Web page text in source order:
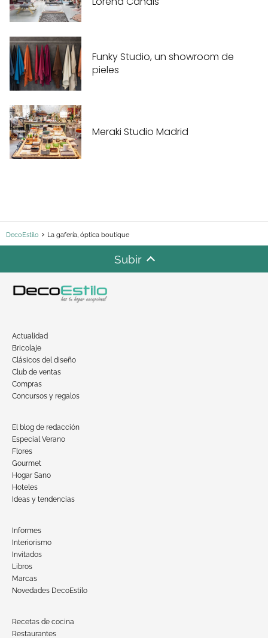
Funky Studio, un showroom de
pieles
Meraki Studio Madrid
DecoEstilo La gafería, óptica boutique
Subir
Actualidad
Bricolaje
Clásicos del diseño
Club de ventas
Compras
Concursos y regalos
El blog de redacción
Especial Verano
Flores
Gourmet
Hogar Sano
Hoteles
Ideas y tendencias
Informes
Interiorismo
Invitados
Libros
Marcas
Novedades DecoEstilo
Recetas de cocina
Restaurantes